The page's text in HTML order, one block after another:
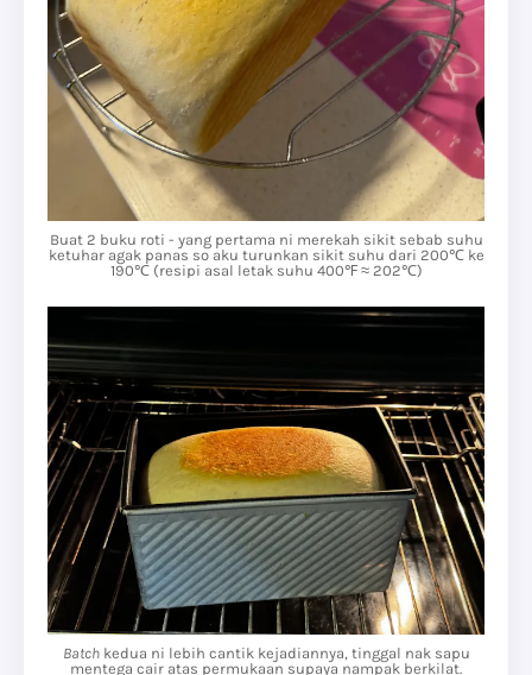
Buat 2 buku roti - yang pertama ni merekah sikit sebab suhu
ketuhar agak panas so aku turunkan sikit suhu dari 200℃ ke
190℃ (resipi asal letak suhu 400℉ ≈ 202℃)
Batchkedua ni lebih cantik kejadiannya, tinggal nak sapu
mentega cair atas permukaan supaya nampak berkilat.